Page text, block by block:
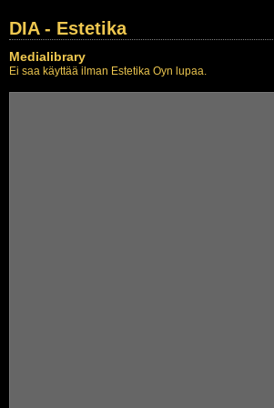
DIA - Estetika
Medialibrary
Ei saa käyttää ilman Estetika Oyn lupaa.